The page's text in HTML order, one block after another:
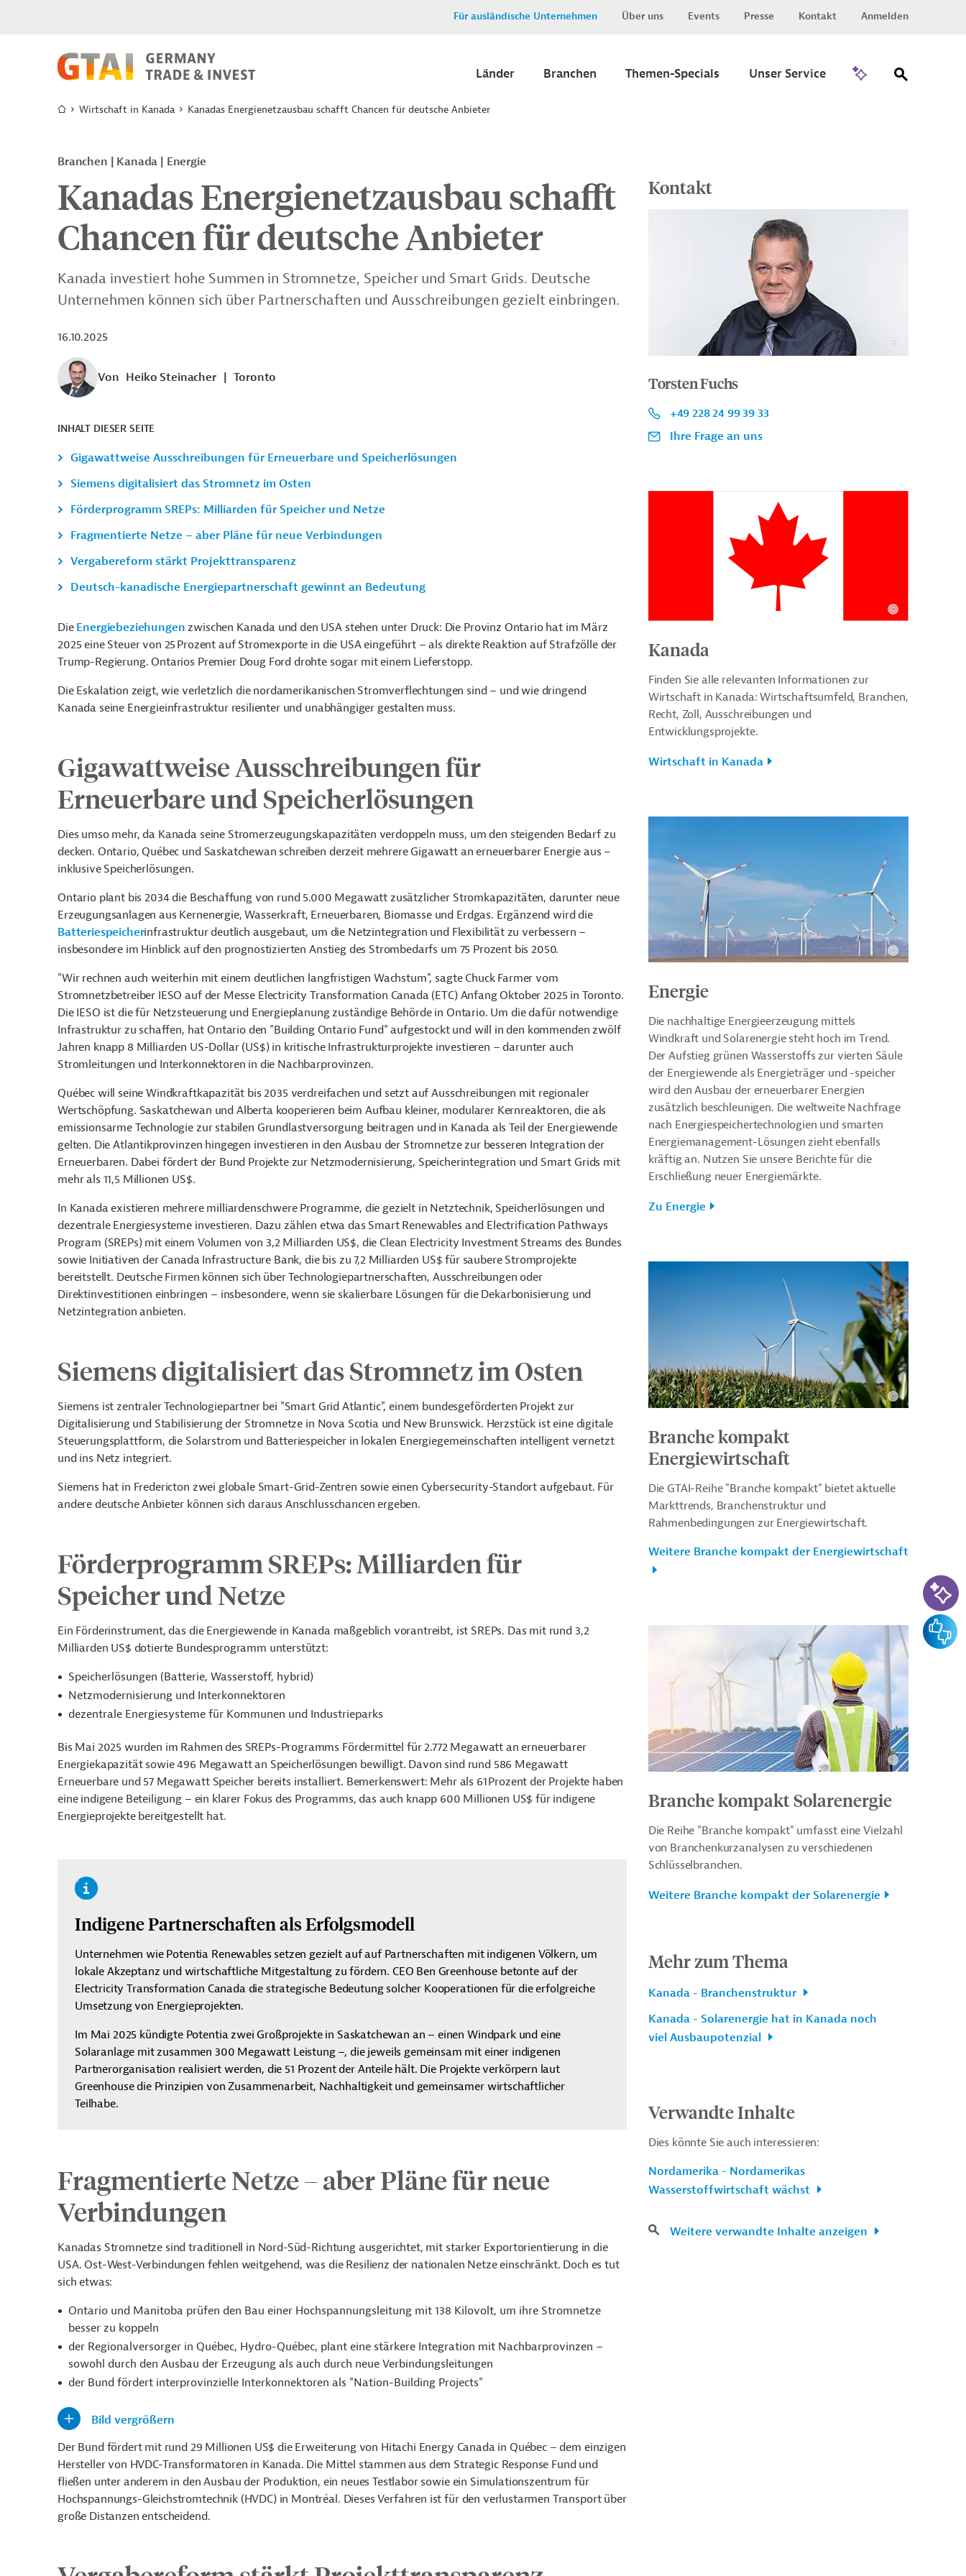
Für ausländische Unternehmen Über uns Events Presse Kontakt Anmelden
Länder Branchen Themen-Specials Unser Service
Wirtschaft in Kanada Kanadas Energienetzausbau schafft Chancen für deutsche Anbieter
Branchen | Kanada | Energie
Kanadas Energienetzausbau schafft
Chancen für deutsche Anbieter
Kanada investiert hohe Summen in Stromnetze, Speicher und Smart Grids. Deutsche
Unternehmen können sich über Partnerschaften und Ausschreibungen gezielt einbringen.
16.10.2025
Von Heiko Steinacher Toronto
INHALT DIESER SEITE
Gigawattweise Ausschreibungen für Erneuerbare und Speicherlösungen
Siemens digitalisiert das Stromnetz im Osten
Förderprogramm SREPs: Milliarden für Speicher und Netze
Fragmentierte Netze – aber Pläne für neue Verbindungen
Vergabereform stärkt Projekttransparenz
Deutsch-kanadische Energiepartnerschaft gewinnt an Bedeutung
Die Energiebeziehungen zwischen Kanada und den USA stehen unter Druck: Die Provinz Ontario hat im März
2025 eine Steuer von 25 Prozent auf Stromexporte in die USA eingeführt – als direkte Reaktion auf Strafzölle der
Trump-Regierung. Ontarios Premier Doug Ford drohte sogar mit einem Lieferstopp.
Die Eskalation zeigt, wie verletzlich die nordamerikanischen Stromverflechtungen sind – und wie dringend
Kanada seine Energieinfrastruktur resilienter und unabhängiger gestalten muss.
Gigawattweise Ausschreibungen für
Erneuerbare und Speicherlösungen
Dies umso mehr, da Kanada seine Stromerzeugungskapazitäten verdoppeln muss, um den steigenden Bedarf zu
decken. Ontario, Québec und Saskatchewan schreiben derzeit mehrere Gigawatt an erneuerbarer Energie aus –
inklusive Speicherlösungen.
Ontario plant bis 2034 die Beschaffung von rund 5.000 Megawatt zusätzlicher Stromkapazitäten, darunter neue
Erzeugungsanlagen aus Kernenergie, Wasserkraft, Erneuerbaren, Biomasse und Erdgas. Ergänzend wird die
Batteriespeicherinfrastruktur deutlich ausgebaut, um die Netzintegration und Flexibilität zu verbessern –
insbesondere im Hinblick auf den prognostizierten Anstieg des Strombedarfs um 75 Prozent bis 2050.
"Wir rechnen auch weiterhin mit einem deutlichen langfristigen Wachstum", sagte Chuck Farmer vom
Stromnetzbetreiber IESO auf der Messe Electricity Transformation Canada (ETC) Anfang Oktober 2025 in Toronto.
Die IESO ist die für Netzsteuerung und Energieplanung zuständige Behörde in Ontario. Um die dafür notwendige
Infrastruktur zu schaffen, hat Ontario den "Building Ontario Fund" aufgestockt und will in den kommenden zwölf
Jahren knapp 8 Milliarden US-Dollar (US$) in kritische Infrastrukturprojekte investieren – darunter auch
Stromleitungen und Interkonnektoren in die Nachbarprovinzen.
Québec will seine Windkraftkapazität bis 2035 verdreifachen und setzt auf Ausschreibungen mit regionaler
Wertschöpfung. Saskatchewan und Alberta kooperieren beim Aufbau kleiner, modularer Kernreaktoren, die als
emissionsarme Technologie zur stabilen Grundlastversorgung beitragen und in Kanada als Teil der Energiewende
gelten. Die Atlantikprovinzen hingegen investieren in den Ausbau der Stromnetze zur besseren Integration der
Erneuerbaren. Dabei fördert der Bund Projekte zur Netzmodernisierung, Speicherintegration und Smart Grids mit
mehr als 11,5 Millionen US$.
In Kanada existieren mehrere milliardenschwere Programme, die gezielt in Netztechnik, Speicherlösungen und
dezentrale Energiesysteme investieren. Dazu zählen etwa das Smart Renewables and Electrification Pathways
Program (SREPs) mit einem Volumen von 3,2 Milliarden US$, die Clean Electricity Investment Streams des Bundes
sowie Initiativen der Canada Infrastructure Bank, die bis zu 7,2 Milliarden US$ für saubere Stromprojekte
bereitstellt. Deutsche Firmen können sich über Technologiepartnerschaften, Ausschreibungen oder
Direktinvestitionen einbringen – insbesondere, wenn sie skalierbare Lösungen für die Dekarbonisierung und
Netzintegration anbieten.
Siemens digitalisiert das Stromnetz im Osten
Siemens ist zentraler Technologiepartner bei "Smart Grid Atlantic", einem bundesgeförderten Projekt zur
Digitalisierung und Stabilisierung der Stromnetze in Nova Scotia und New Brunswick. Herzstück ist eine digitale
Steuerungsplattform, die Solarstrom und Batteriespeicher in lokalen Energiegemeinschaften intelligent vernetzt
und ins Netz integriert.
Siemens hat in Fredericton zwei globale Smart-Grid-Zentren sowie einen Cybersecurity-Standort aufgebaut. Für
andere deutsche Anbieter können sich daraus Anschlusschancen ergeben.
Förderprogramm SREPs: Milliarden für
Speicher und Netze
Ein Förderinstrument, das die Energiewende in Kanada maßgeblich vorantreibt, ist SREPs. Das mit rund 3,2
Milliarden US$ dotierte Bundesprogramm unterstützt:
Speicherlösungen (Batterie, Wasserstoff, hybrid)
Netzmodernisierung und Interkonnektoren
dezentrale Energiesysteme für Kommunen und Industrieparks
Bis Mai 2025 wurden im Rahmen des SREPs-Programms Fördermittel für 2.772 Megawatt an erneuerbarer
Energiekapazität sowie 496 Megawatt an Speicherlösungen bewilligt. Davon sind rund 586 Megawatt
Erneuerbare und 57 Megawatt Speicher bereits installiert. Bemerkenswert: Mehr als 61Prozent der Projekte haben
eine indigene Beteiligung – ein klarer Fokus des Programms, das auch knapp 600 Millionen US$ für indigene
Energieprojekte bereitgestellt hat.
Indigene Partnerschaften als Erfolgsmodell
Unternehmen wie Potentia Renewables setzen gezielt auf auf Partnerschaften mit indigenen Völkern, um
lokale Akzeptanz und wirtschaftliche Mitgestaltung zu fördern. CEO Ben Greenhouse betonte auf der
Electricity Transformation Canada die strategische Bedeutung solcher Kooperationen für die erfolgreiche
Umsetzung von Energieprojekten.
Im Mai 2025 kündigte Potentia zwei Großprojekte in Saskatchewan an – einen Windpark und eine
Solaranlage mit zusammen 300 Megawatt Leistung –, die jeweils gemeinsam mit einer indigenen
Partnerorganisation realisiert werden, die 51 Prozent der Anteile hält. Die Projekte verkörpern laut
Greenhouse die Prinzipien von Zusammenarbeit, Nachhaltigkeit und gemeinsamer wirtschaftlicher
Teilhabe.
Fragmentierte Netze – aber Pläne für neue
Verbindungen
Kanadas Stromnetze sind traditionell in Nord-Süd-Richtung ausgerichtet, mit starker Exportorientierung in die
USA. Ost-West-Verbindungen fehlen weitgehend, was die Resilienz der nationalen Netze einschränkt. Doch es tut
sich etwas:
Ontario und Manitoba prüfen den Bau einer Hochspannungsleitung mit 138 Kilovolt, um ihre Stromnetze
besser zu koppeln
der Regionalversorger in Québec, Hydro-Québec, plant eine stärkere Integration mit Nachbarprovinzen –
sowohl durch den Ausbau der Erzeugung als auch durch neue Verbindungsleitungen
der Bund fördert interprovinzielle Interkonnektoren als "Nation-Building Projects"
Bild vergrößern
Der Bund fördert mit rund 29 Millionen US$ die Erweiterung von Hitachi Energy Canada in Québec – dem einzigen
Hersteller von HVDC-Transformatoren in Kanada. Die Mittel stammen aus dem Strategic Response Fund und
fließen unter anderem in den Ausbau der Produktion, ein neues Testlabor sowie ein Simulationszentrum für
Hochspannungs-Gleichstromtechnik (HVDC) in Montréal. Dieses Verfahren ist für den verlustarmen Transport über
große Distanzen entscheidend.
Kontakt
Torsten Fuchs
+49 228 24 99 39 33
Ihre Frage an uns
Kanada
Finden Sie alle relevanten Informationen zur
Wirtschaft in Kanada: Wirtschaftsumfeld, Branchen,
Recht, Zoll, Ausschreibungen und
Entwicklungsprojekte.
Wirtschaft in Kanada
Energie
Die nachhaltige Energieerzeugung mittels
Windkraft und Solarenergie steht hoch im Trend.
Der Aufstieg grünen Wasserstoffs zur vierten Säule
der Energiewende als Energieträger und -speicher
wird den Ausbau der erneuerbarer Energien
zusätzlich beschleunigen. Die weltweite Nachfrage
nach Energiespeichertechnologien und smarten
Energiemanagement-Lösungen zieht ebenfalls
kräftig an. Nutzen Sie unsere Berichte für die
Erschließung neuer Energiemärkte.
Zu Energie
Branche kompakt
Energiewirtschaft
Die GTAI-Reihe "Branche kompakt" bietet aktuelle
Markttrends, Branchenstruktur und
Rahmenbedingungen zur Energiewirtschaft.
Weitere Branche kompakt der Energiewirtschaft
Branche kompakt Solarenergie
Die Reihe "Branche kompakt" umfasst eine Vielzahl
von Branchenkurzanalysen zu verschiedenen
Schlüsselbranchen.
Weitere Branche kompakt der Solarenergie
Mehr zum Thema
Kanada - Branchenstruktur
Kanada - Solarenergie hat in Kanada noch
viel Ausbaupotenzial
Verwandte Inhalte
Dies könnte Sie auch interessieren:
Nordamerika - Nordamerikas
Wasserstoffwirtschaft wächst
Weitere verwandte Inhalte anzeigen
KI-